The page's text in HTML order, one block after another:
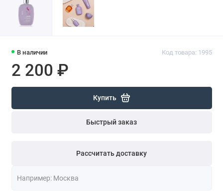
В наличии Код товара: 1995
2 200 ₽
Купить
Быстрый заказ
Рассчитать доставку